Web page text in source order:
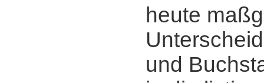
heute
und